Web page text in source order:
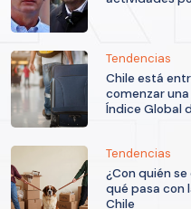
Tendencias
Chile está
comenzar
Índice Global
Tendencias
¿Con quién
qué pasa con
Chile